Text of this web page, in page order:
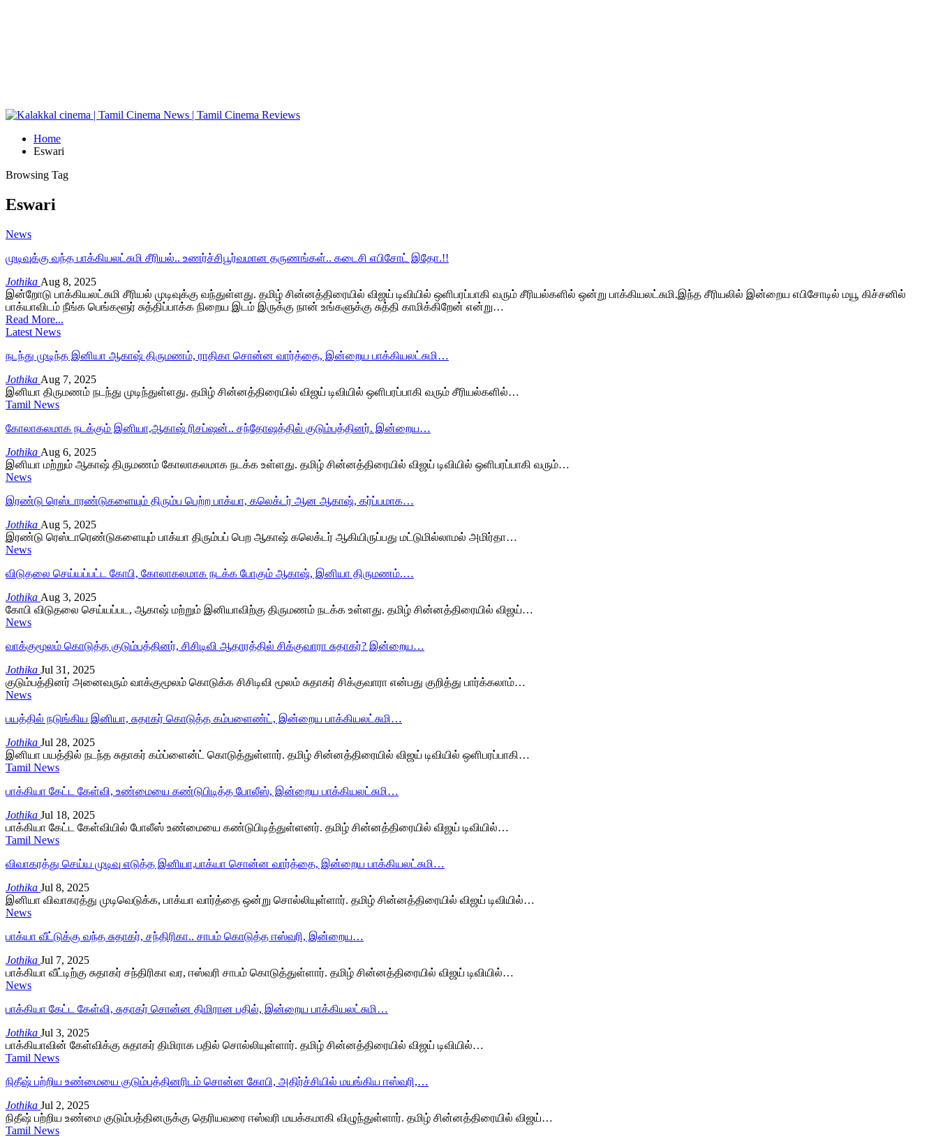
Home
Eswari
Browsing Tag
Eswari
News
முடிவுக்கு வந்த பாக்கியலட்சுமி சீரியல்.. உணர்ச்சிபூர்வமான தருணங்கள்.. கடைசி எபிசோட் இதோ.!!
Jothika Aug 8, 2025
இன்றோடு பாக்கியலட்சுமி சீரியல் முடிவுக்கு வந்துள்ளது. தமிழ் சின்னத்திரையில் விஜய் டிவியில் ஒளிபரப்பாகி வரும் சீரியல்களில் ஒன்று பாக்கியலட்சுமி.இந்த சீரியலில் இன்றைய எபிசோடில் மயூ கிச்சனில்
பாக்யாவிடம் நீங்க பெங்களூர் சுத்திப்பாக்க நிறைய இடம் இருக்கு நான் உங்களுக்கு சுத்தி காமிக்கிறேன் என்று…
Read More...
Latest News
நடந்து முடிந்த இனியா ஆகாஷ் திருமணம், ராதிகா சொன்ன வார்த்தை, இன்றைய பாக்கியலட்சுமி…
Jothika Aug 7, 2025
இனியா திருமணம் நடந்து முடிந்துள்ளது. தமிழ் சின்னத்திரையில் விஜய் டிவியில் ஒளிபரப்பாகி வரும் சீரியல்களில்…
Tamil News
கோலாகலமாக நடக்கும் இனியா,ஆகாஷ் ரிசப்ஷன்.. சந்தோஷத்தில் குடும்பத்தினர். இன்றைய…
Jothika Aug 6, 2025
இனியா மற்றும் ஆகாஷ் திருமணம் கோலாகலமாக நடக்க உள்ளது. தமிழ் சின்னத்திரையில் விஜய் டிவியில் ஒளிபரப்பாகி வரும்…
News
இரண்டு ரெஸ்டாரண்டுகளையும் திரும்ப பெற்ற பாக்யா, கலெக்டர் ஆன ஆகாஷ், கர்ப்பமாக…
Jothika Aug 5, 2025
இரண்டு ரெஸ்டாரெண்டுகளையும் பாக்யா திரும்பப் பெற ஆகாஷ் கலெக்டர் ஆகியிருப்பது மட்டுமில்லாமல் அமிர்தா…
News
விடுதலை செய்யப்பட்ட கோபி, கோலாகலமாக நடக்க போகும் ஆகாஷ், இனியா திருமணம்.…
Jothika Aug 3, 2025
கோபி விடுதலை செய்யப்பட, ஆகாஷ் மற்றும் இனியாவிற்கு திருமணம் நடக்க உள்ளது. தமிழ் சின்னத்திரையில் விஜய்…
News
வாக்குமூலம் கொடுத்த குடும்பத்தினர், சிசிடிவி ஆதாரத்தில் சிக்குவாரா சுதாகர்? இன்றைய…
Jothika Jul 31, 2025
குடும்பத்தினர் அனைவரும் வாக்குமூலம் கொடுக்க சிசிடிவி மூலம் சுதாகர் சிக்குவாரா என்பது குறித்து பார்க்கலாம்…
News
பயத்தில் நடுங்கிய இனியா, சுதாகர் கொடுத்த கம்பளைண்ட், இன்றைய பாக்கியலட்சுமி…
Jothika Jul 28, 2025
இனியா பயத்தில் நடந்த சுதாகர் கம்ப்ளைன்ட் கொடுத்துள்ளார். தமிழ் சின்னத்திரையில் விஜய் டிவியில் ஒளிபரப்பாகி…
Tamil News
பாக்கியா கேட்ட கேள்வி, உண்மையை கண்டுபிடித்த போலீஸ், இன்றைய பாக்கியலட்சுமி…
Jothika Jul 18, 2025
பாக்கியா கேட்ட கேள்வியில் போலீஸ் உண்மையை கண்டுபிடித்துள்ளனர். தமிழ் சின்னத்திரையில் விஜய் டிவியில்…
Tamil News
விவாகரத்து செய்ய முடிவு எடுத்த இனியா,பாக்யா சொன்ன வார்த்தை, இன்றைய பாக்கியலட்சுமி…
Jothika Jul 8, 2025
இனியா விவாகரத்து முடிவெடுக்க, பாக்யா வார்த்தை ஒன்று சொல்லியுள்ளார். தமிழ் சின்னத்திரையில் விஜய் டிவியில்…
News
பாக்யா வீட்டுக்கு வந்த சுதாகர், சந்திரிகா.. சாபம் கொடுத்த ஈஸ்வரி, இன்றைய…
Jothika Jul 7, 2025
பாக்கியா வீட்டிற்கு சுதாகர் சந்திரிகா வர, ஈஸ்வரி சாபம் கொடுத்துள்ளார். தமிழ் சின்னத்திரையில் விஜய் டிவியில்…
News
பாக்கியா கேட்ட கேள்வி, சுதாகர் சொன்ன திமிரான பதில், இன்றைய பாக்கியலட்சுமி…
Jothika Jul 3, 2025
பாக்கியாவின் கேள்விக்கு சுதாகர் திமிராக பதில் சொல்லியுள்ளார். தமிழ் சின்னத்திரையில் விஜய் டிவியில்…
Tamil News
நிதீஷ் பற்றிய உண்மையை குடும்பத்தினரிடம் சொன்ன கோபி, அதிர்ச்சியில் மயங்கிய ஈஸ்வரி,…
Jothika Jul 2, 2025
நிதீஷ் பற்றிய உண்மை குடும்பத்தினருக்கு தெரியவரை ஈஸ்வரி மயக்கமாகி விழுந்துள்ளார். தமிழ் சின்னத்திரையில் விஜய்…
Tamil News